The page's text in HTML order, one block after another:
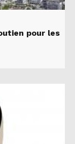
pour les